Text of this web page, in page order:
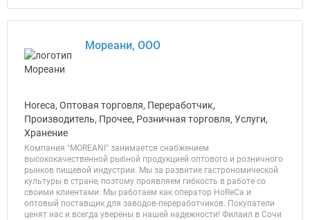
Мореани, ООО
Horeca, Оптовая торговля, Переработчик,
Производитель, Прочее, Розничная торговля, Услуги,
Хранение
Компания "MOREANI" занимается снабжением
высококачественной рыбной продукцией оптового и розничного
рынков пищевой индустрии. Мы за развитие гастрономической
культуры в стране, поэтому проявляем гибкость в работе со
своими клиентами. Мы работаем как оператор HoReCa и
оптовый поставщик для заводов-переработчиков. Покупатели
ценят нас и всегда уверены в нашей надежности! Филаил в Сочи